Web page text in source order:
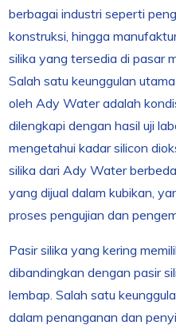
berbagai industri seperti
konstruksi, hingga
silika yang tersedia di pasar
Salah satu keunggulan
oleh Ady Water adalah
dilengkapi dengan hasil uji
mengetahui kadar silicon
silika dari Ady Water
yang dijual dalam kubikan,
proses pengujian dan
Pasir silika yang kering
dibandingkan dengan pasir
lembap. Salah satu
dalam penanganan dan